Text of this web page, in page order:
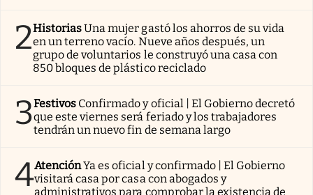
2HistoriasUna mujer gastó los ahorros de su vida
en un terreno vacío. Nueve años después, un
grupo de voluntarios le construyó una casa con
850 bloques de plástico reciclado
3Festivos Confirmado y oficial | El Gobierno decretó
que este viernes será feriado y los trabajadores
tendrán un nuevo fin de semana largo
4AtenciónYa es oficial y confirmado | El Gobierno
visitará casa por casa con abogados y
administrativos para comprobar la existencia de